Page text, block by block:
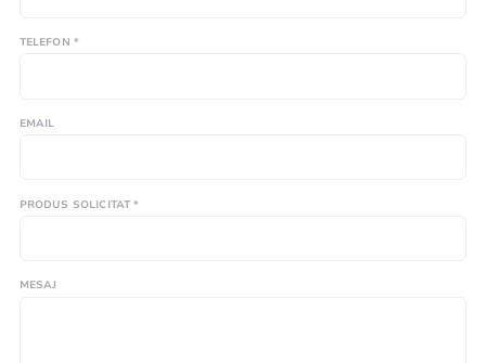
TELEFON *
EMAIL
PRODUS SOLICITAT *
MESAJ